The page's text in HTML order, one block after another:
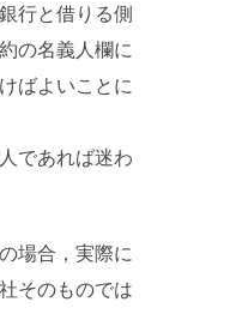
行と借りる側
の名義人欄に
ばよいことに
であれば迷わ
場合，実際に
そのものでは